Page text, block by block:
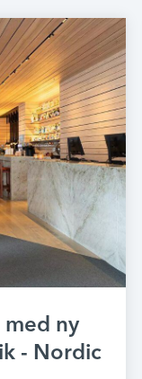
ny
- Nordic